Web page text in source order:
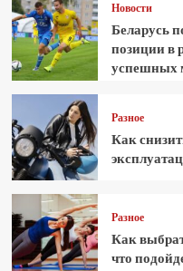
Новости
Беларусь
позиции в
успешных
Разное
Как
Разное
Как
что